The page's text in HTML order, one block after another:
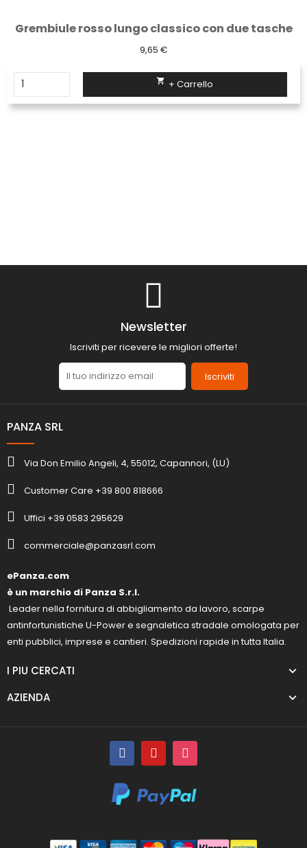
Grembiule rosso lungo classico con due tasche
9,65 €
 + Carrello
Newsletter
Iscriviti per ricevere le migliori offerte!
Iscriviti
PANZA SRL
Via Don Emilio Angeli, 4, 55012, Capannori, (LU)
Customer Care +39 800 818666
Uffici +39 0583 295629
commerciale@panzasrl.com
ePanza.com
è un marchio di Panza S.r.l.
Leader nella fornitura di abbigliamento da lavoro, scarpe
antinfortunistiche U-Power e segnaletica stradale omologata per
enti pubblici, imprese e cantieri. Spedizioni rapide in tutta Italia.
I PIU CERCATI
AZIENDA